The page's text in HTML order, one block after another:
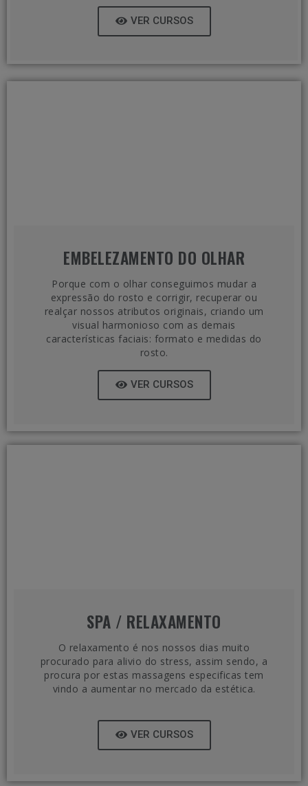
VER CURSOS
EMBELEZAMENTO DO OLHAR
Porque com o olhar conseguimos mudar a
expressão do rosto e corrigir, recuperar ou
realçar nossos atributos originais, criando um
visual harmonioso com as demais
características faciais: formato e medidas do
rosto.
VER CURSOS
SPA / RELAXAMENTO
O relaxamento é nos nossos dias muito
procurado para alivio do stress, assim sendo, a
procura por estas massagens especificas tem
vindo a aumentar no mercado da estética.
VER CURSOS